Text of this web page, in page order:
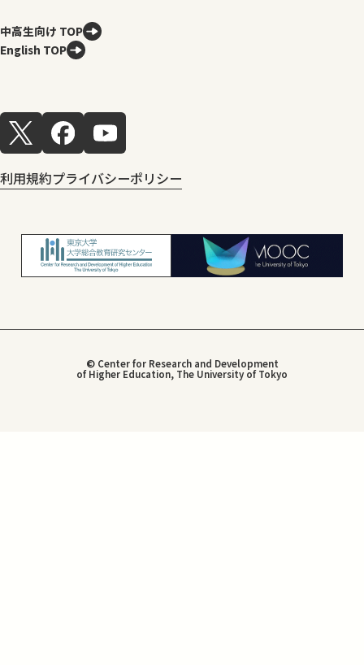
中高生向け TOP
English TOP
利用規約プライバシーポリシー
© Center for Research and Development
of Higher Education, The University of Tokyo